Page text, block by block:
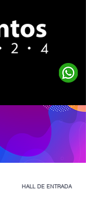
HALL DE ENTRADA